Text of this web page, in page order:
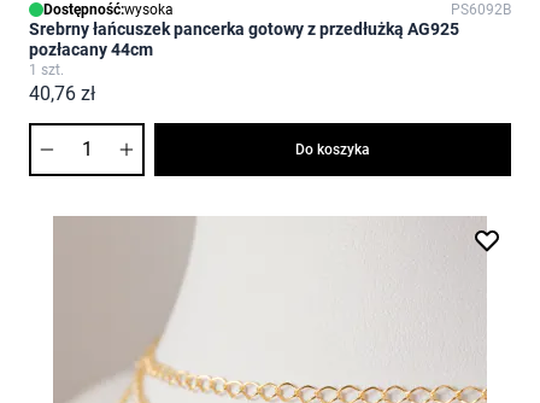
Dostępność:wysoka PS6092B
Srebrny łańcuszek pancerka gotowy z przedłużką AG925
pozłacany 44cm
1 szt.
40,76 zł
Do koszyka